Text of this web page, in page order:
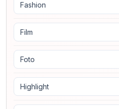
Fashion
Film
Foto
Highlight